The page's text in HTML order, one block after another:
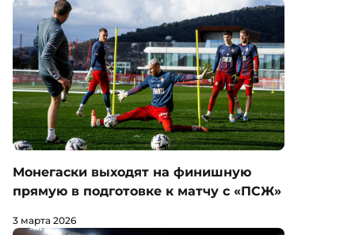
Монегаски выходят на финишную
прямую в подготовке к матчу с «ПСЖ»
3 марта 2026